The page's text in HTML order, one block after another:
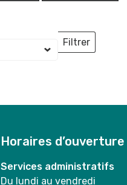
Filtrer
Lieux
Horaires d’ouverture
Services administratifs
Du lundi au vendredi